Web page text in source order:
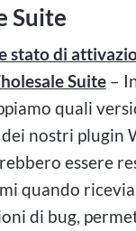
Suite
stato di
Suite–
quali
nostri plugin
essere
quando
di bug,